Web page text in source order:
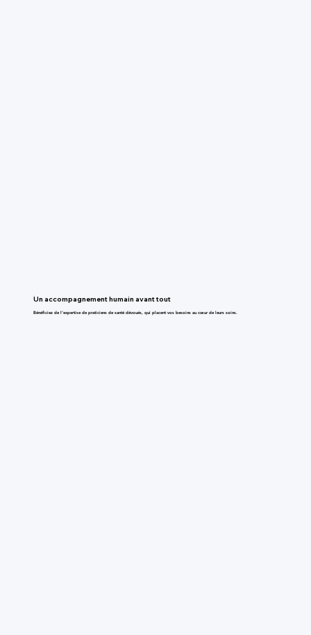
Un accompagnement humain avant tout
Bénéficiez de l’expertise de praticiens de santé dévoués, qui placent vos besoins au cœur de leurs soins.